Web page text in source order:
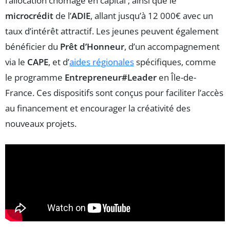
microcrédit de l’ADIE, allant jusqu’à 12 000€ avec un
taux d’intérêt attractif. Les jeunes peuvent également
bénéficier du Prêt d’Honneur, d’un accompagnement
via le CAPE, et d’aides régionalesspécifiques, comme
le programme Entrepreneur#Leader en Île-de-
France. Ces dispositifs sont conçus pour faciliter l’accès
au financement et encourager la créativité des
nouveaux projets.